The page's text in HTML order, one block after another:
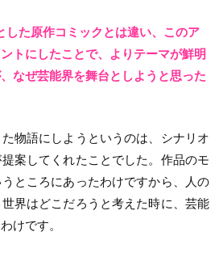
た原作コミックとは違い、このア
トにしたことで、よりテーマが鮮明
なぜ芸能界を舞台としようと思った
た物語にしようというのは、シナリオ
案してくれたことでした。作品のモ
ところにあったわけですから、人の
界はどこだろうと考えた時に、芸能
けです。